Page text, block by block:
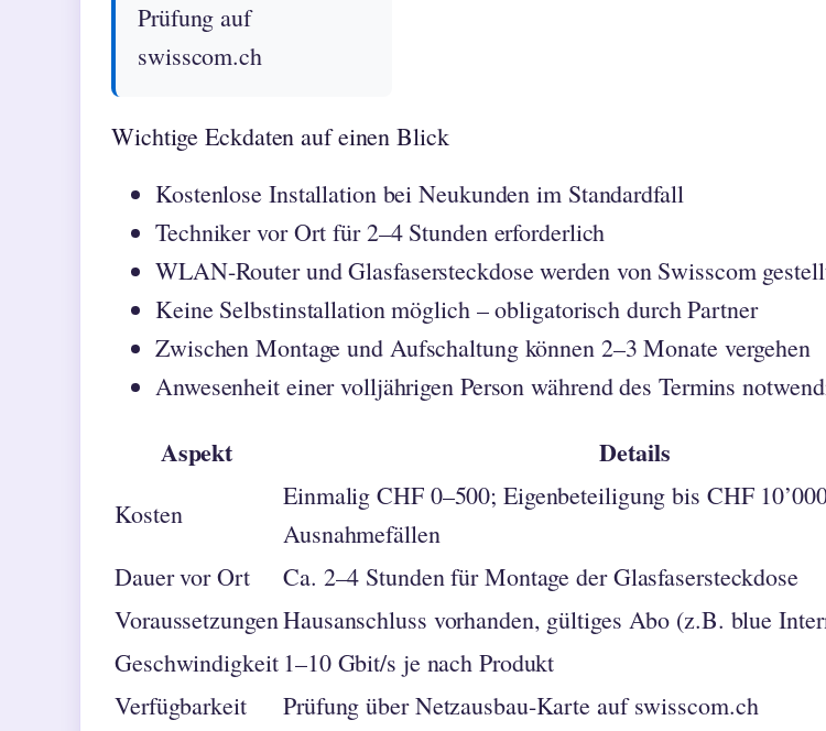
Prüfung auf
swisscom.ch
Wichtige Eckdaten auf einen Blick
Kostenlose Installation bei Neukunden im Standardfall
Techniker vor Ort für 2–4 Stunden erforderlich
WLAN-Router und Glasfasersteckdose werden von Swisscom
Keine Selbstinstallation möglich – obligatorisch durch Partner
Zwischen Montage und Aufschaltung können 2–3 Monate vergehen
Anwesenheit einer volljährigen Person während des Termins
Aspekt Details
Kosten
Einmalig CHF 0–500; Eigenbeteiligung bis CHF
Ausnahmefällen
Dauer vor Ort
Ca. 2–4 Stunden für Montage der Glasfasersteckdose
VoraussetzungenHausanschluss vorhanden, gültiges Abo (z.B. blue
Geschwindigkeit 1–10 Gbit/s je nach Produkt
Verfügbarkeit
Prüfung über Netzausbau-Karte auf swisscom.ch